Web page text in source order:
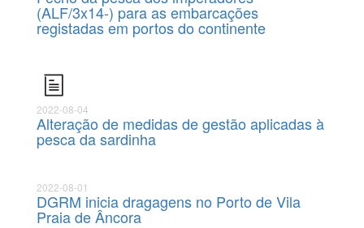
(ALF/3x14-) para as embarcações
registadas em portos do continente
2022-08-04
Alteração de medidas de gestão aplicadas à
pesca da sardinha
2022-08-01
DGRM inicia dragagens no Porto de Vila
Praia de Âncora